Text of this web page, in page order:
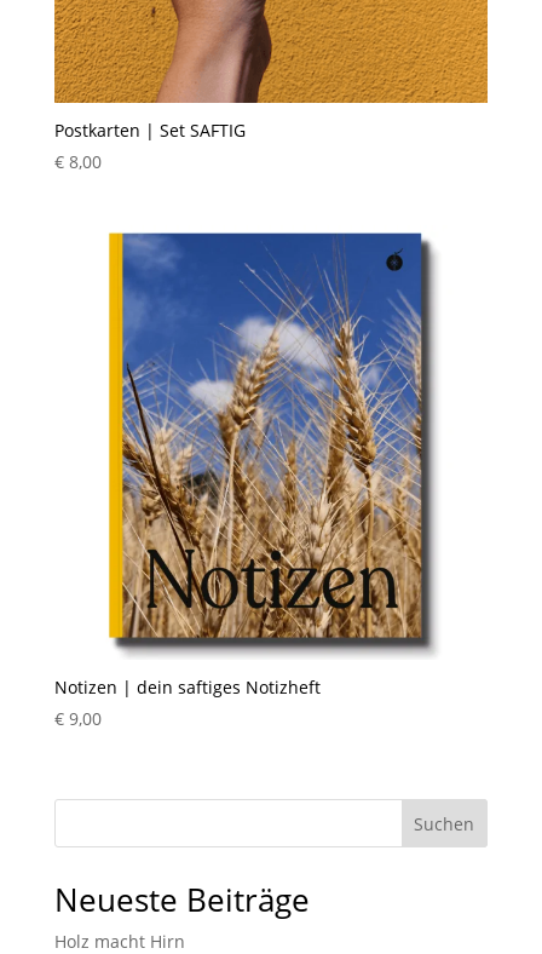
Postkarten | Set SAFTIG
€8,00
Notizen | dein saftiges Notizheft
€9,00
Suchen
Neueste Beiträge
Holz macht Hirn